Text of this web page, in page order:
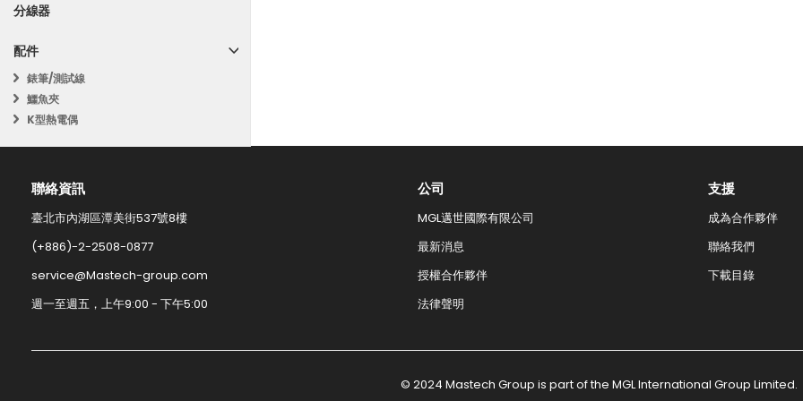
分線器
配件
錶筆/測試線
鱷魚夾
K型熱電偶
聯絡資訊​
臺北市內湖區潭美街537號8樓
(+886)-2-2508-0877​
service@Mastech-group.com​
週一至週五，上午9:00 - 下午5:00​
公司
MGL邁世國際有限公司
最新消息
授權合作夥伴
法律聲明
支援
成為合作夥伴
聯絡我們​
下載目錄
© 2024 Mastech Group is part of the MGL International Group Limited.